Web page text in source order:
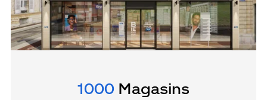
1000 Magasins